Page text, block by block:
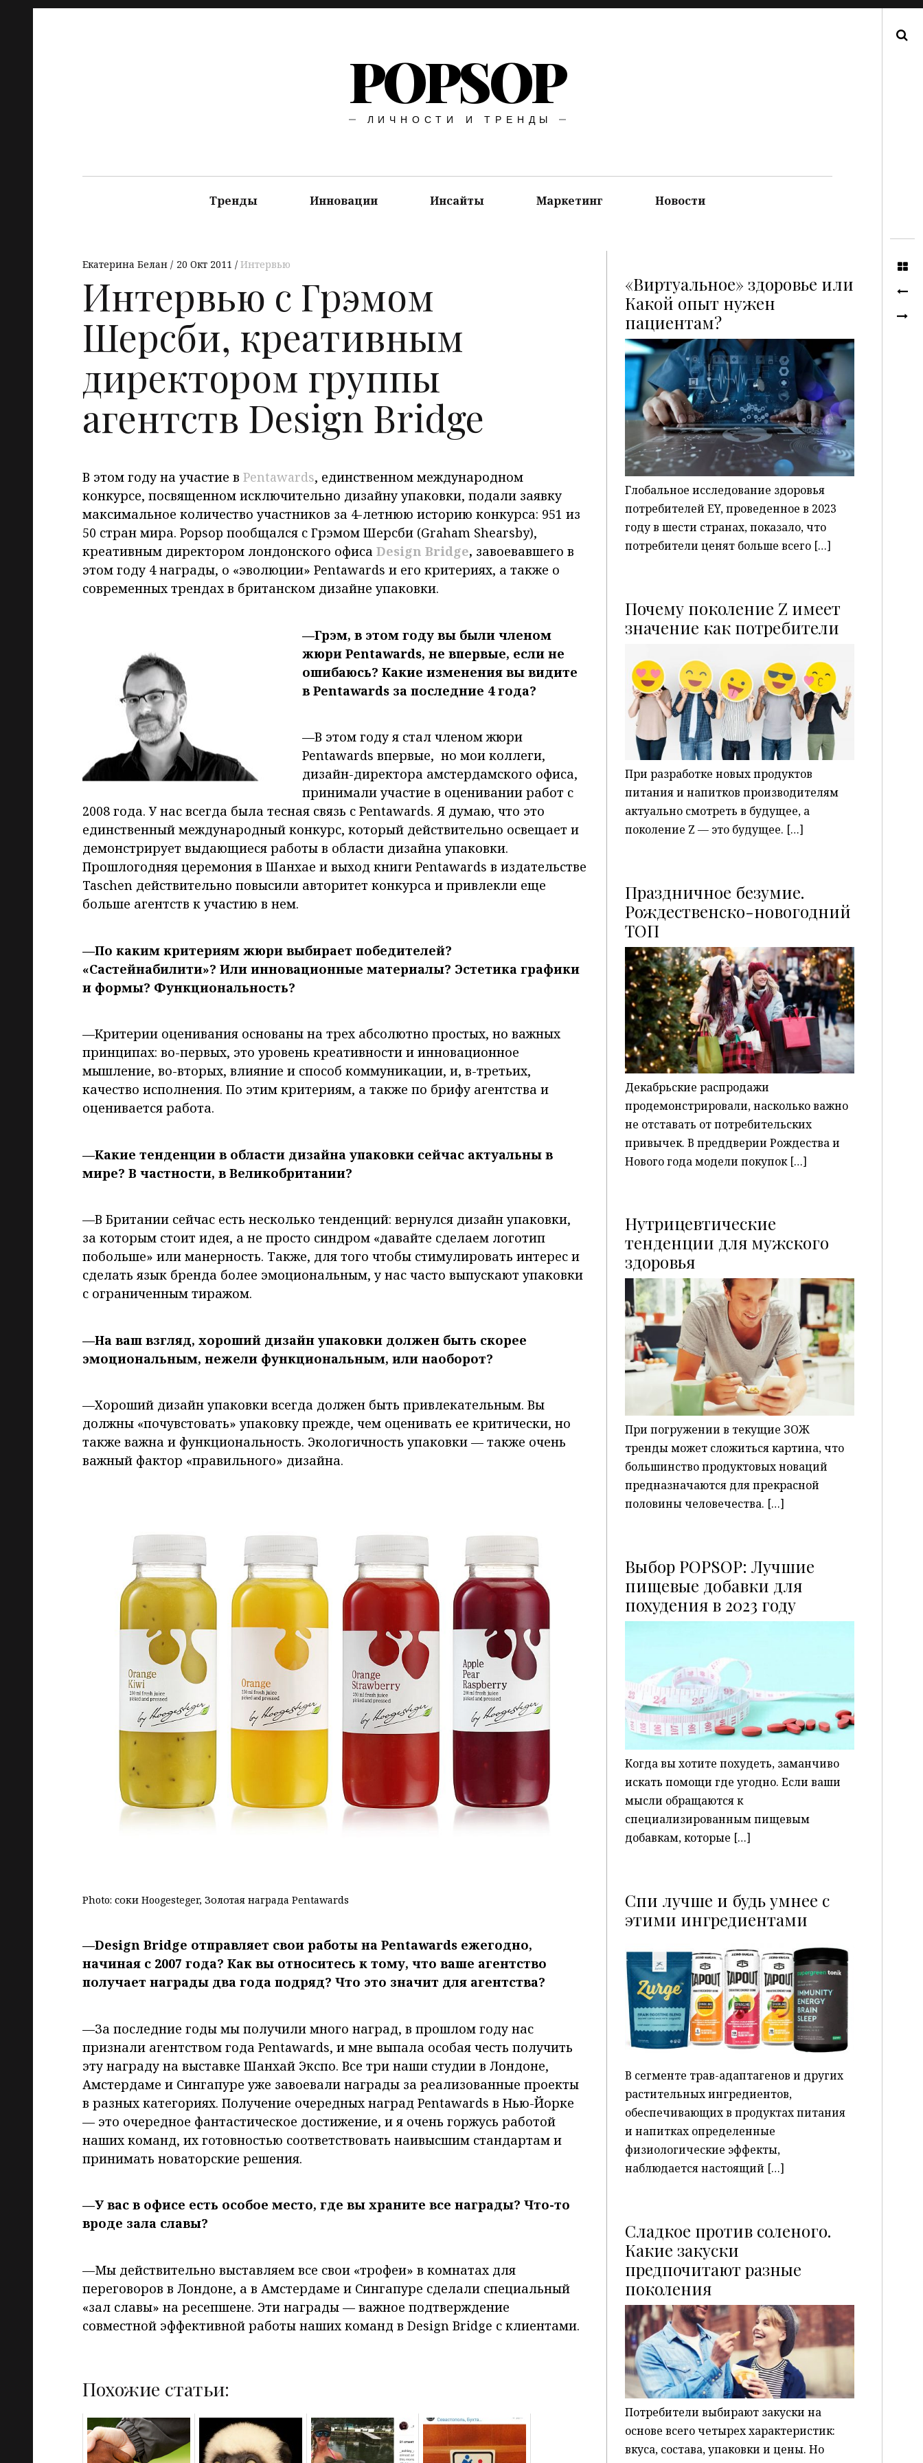
POPSOP
ЛИЧНОСТИ И ТРЕНДЫ
Тренды Инновации Инсайты Маркетинг Новости
Екатерина Белан 20 Окт 2011 Интервью
Интервью с Грэмом
Шерсби, креативным
директором группы
агентств Design Bridge
В этом году на участие в Pentawards, единственном международном
конкурсе, посвященном исключительно дизайну упаковки, подали заявку
максимальное количество участников за 4-летнюю историю конкурса: 951 из
50 стран мира. Popsop пообщался с Грэмом Шерсби (Graham Shearsby),
креативным директором лондонского офиса Design Bridge, завоевавшего в
этом году 4 награды, о «эволюции» Pentawards и его критериях, а также о
современных трендах в британском дизайне упаковки.
—Грэм, в этом году вы были членом
жюри Pentawards, не впервые, если не
ошибаюсь? Какие изменения вы видите
в Pentawards за последние 4 года?
—В этом году я стал членом жюри
Pentawards впервые, но мои коллеги,
дизайн-директора амстердамского офиса,
принимали участие в оценивании работ с
2008 года. У нас всегда была тесная связь с Pentawards. Я думаю, что это
единственный международный конкурс, который действительно освещает и
демонстрирует выдающиеся работы в области дизайна упаковки.
Прошлогодняя церемония в Шанхае и выход книги Pentawards в издательстве
Taschen действительно повысили авторитет конкурса и привлекли еще
больше агентств к участию в нем.
—По каким критериям жюри выбирает победителей?
«Састейнабилити»? Или инновационные материалы? Эстетика графики
и формы? Функциональность?
—Критерии оценивания основаны на трех абсолютно простых, но важных
принципах: во-первых, это уровень креативности и инновационное
мышление, во-вторых, влияние и способ коммуникации, и, в-третьих,
качество исполнения. По этим критериям, а также по брифу агентства и
оценивается работа.
—Какие тенденции в области дизайна упаковки сейчас актуальны в
мире? В частности, в Великобритании?
—В Британии сейчас есть несколько тенденций: вернулся дизайн упаковки,
за которым стоит идея, а не просто синдром «давайте сделаем логотип
побольше» или манерность. Также, для того чтобы стимулировать интерес и
сделать язык бренда более эмоциональным, у нас часто выпускают упаковки
с ограниченным тиражом.
—На ваш взгляд, хороший дизайн упаковки должен быть скорее
эмоциональным, нежели функциональным, или наоборот?
—Хороший дизайн упаковки всегда должен быть привлекательным. Вы
должны «почувстовать» упаковку прежде, чем оценивать ее критически, но
также важна и функциональность. Экологичность упаковки — также очень
важный фактор «правильного» дизайна.
Photo: соки Hoogesteger, Золотая награда Pentawards
—Design Bridge отправляет свои работы на Pentawards ежегодно,
начиная с 2007 года? Как вы относитесь к тому, что ваше агентство
получает награды два года подряд? Что это значит для агентства?
—За последние годы мы получили много наград, в прошлом году нас
признали агентством года Pentawards, и мне выпала особая честь получить
эту награду на выставке Шанхай Экспо. Все три наши студии в Лондоне,
Амстердаме и Сингапуре уже завоевали награды за реализованные проекты
в разных категориях. Получение очередных наград Pentawards в Нью-Йорке
— это очередное фантастическое достижение, и я очень горжусь работой
наших команд, их готовностью соответствовать наивысшим стандартам и
принимать новаторские решения.
—У вас в офисе есть особое место, где вы храните все награды? Что-то
вроде зала славы?
—Мы действительно выставляем все свои «трофеи» в комнатах для
переговоров в Лондоне, а в Амстердаме и Сингапуре сделали специальный
«зал славы» на ресепшене. Эти награды — важное подтверждение
совместной эффективной работы наших команд в Design Bridge с клиентами.
Похожие статьи:
«Виртуальное» здоровье или
Какой опыт нужен
пациентам?P
Глобальное исследование здоровья
потребителей EY, проведенное в 2023
году в шести странах, показало, что
потребители ценят больше всего […]
Почему поколение Z имеет
значение как потребители
P
При разработке новых продуктов
питания и напитков производителям
актуально смотреть в будущее, а
поколение Z — это будущее. […]
Праздничное безумие.
Рождественско-новогодний
ТОП
P
Декабрьские распродажи
продемонстрировали, насколько важно
не отставать от потребительских
привычек. В преддверии Рождества и
Нового года модели покупок […]
Нутрицевтические
тенденции для мужского
здоровья P
При погружении в текущие ЗОЖ
тренды может сложиться картина, что
большинство продуктовых новаций
предназначаются для прекрасной
половины человечества. […]
Выбор POPSOP: Лучшие
пищевые добавки для
похудения в 2023 году
P
Когда вы хотите похудеть, заманчиво
искать помощи где угодно. Если ваши
мысли обращаются к
специализированным пищевым
добавкам, которые […]
Спи лучше и будь умнее с
этими ингредиентами
P
В сегменте трав-адаптагенов и других
растительных ингредиентов,
обеспечивающих в продуктах питания
и напитках определенные
физиологические эффекты,
наблюдается настоящий […]
Сладкое против соленого.
Какие закуски
предпочитают разные
поколенияP
Потребители выбирают закуски на
основе всего четырех характеристик:
вкуса, состава, упаковки и цены. Но